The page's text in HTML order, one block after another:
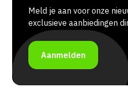
Meld je aan voor onze
exclusieve aanbiedingen
Aanmelden